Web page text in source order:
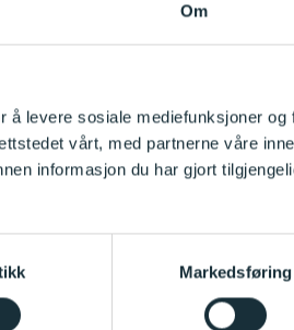
Om
å levere sosiale mediefunksjoner og
vårt, med partnerne våre
informasjon du har gjort
Markedsføring